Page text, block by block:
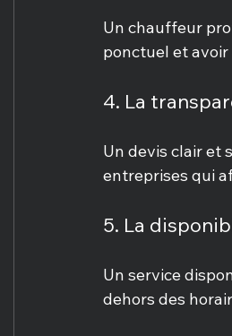
Un chauffeur
ponctuel et
4. La
Un devis clair et
entreprises qui
5. La
Un service
dehors des